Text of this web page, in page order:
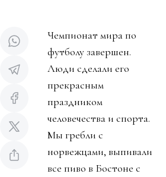
Чемпионат мира по
футболу завершен.
Люди сделали его
прекрасным
праздником
человечества и спорта.
Мы гребли с
норвежцами, выпивали
все пиво в Бостоне с